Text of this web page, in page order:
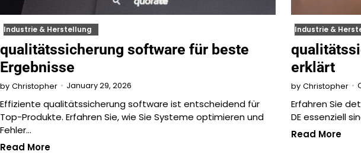
Industrie & Herstellung
qualitätssicherung software für beste
Ergebnisse
by Christopher January 29, 2026
Effiziente qualitätssicherung software ist entscheidend für
Top-Produkte. Erfahren Sie, wie Sie Systeme optimieren und
Fehler…
Read More
Industrie &
erklärt
by Christopher
Erfahren Sie
DE essenziell
Read More